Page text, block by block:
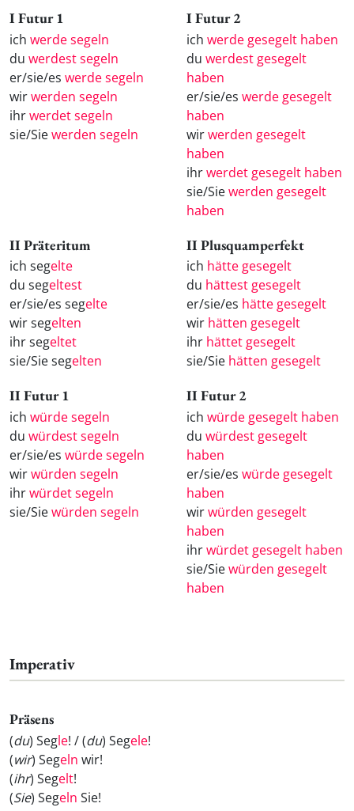
I Futur 1
ich werde segeln
du werdest segeln
er/sie/es werde segeln
wirwerden segeln
ihrwerdet segeln
sie/Siewerden segeln
I Futur 2
ich werde gesegelt haben
du werdest gesegelt
haben
er/sie/es werde gesegelt
haben
wirwerden gesegelt
haben
ihrwerdet gesegelt haben
sie/Siewerden gesegelt
haben
II Präteritum
ich segelte
du segeltest
er/sie/es segelte
wir segelten
ihr segeltet
sie/Sie segelten
II Plusquamperfekt
ich hätte gesegelt
du hättest gesegelt
er/sie/es hätte gesegelt
wir hätten gesegelt
ihr hättet gesegelt
sie/Sie hätten gesegelt
II Futur 1
ich würde segeln
du würdest segeln
er/sie/es würde segeln
wirwürden segeln
ihrwürdet segeln
sie/Siewürden segeln
II Futur 2
ich würde gesegelt haben
du würdest gesegelt
haben
er/sie/es würde gesegelt
haben
wirwürden gesegelt
haben
ihrwürdet gesegelt haben
sie/Siewürden gesegelt
haben
Imperativ
Präsens
(du) Segle! / (du) Segele!
(wir) Segeln wir!
(ihr) Segelt!
(Sie) Segeln Sie!